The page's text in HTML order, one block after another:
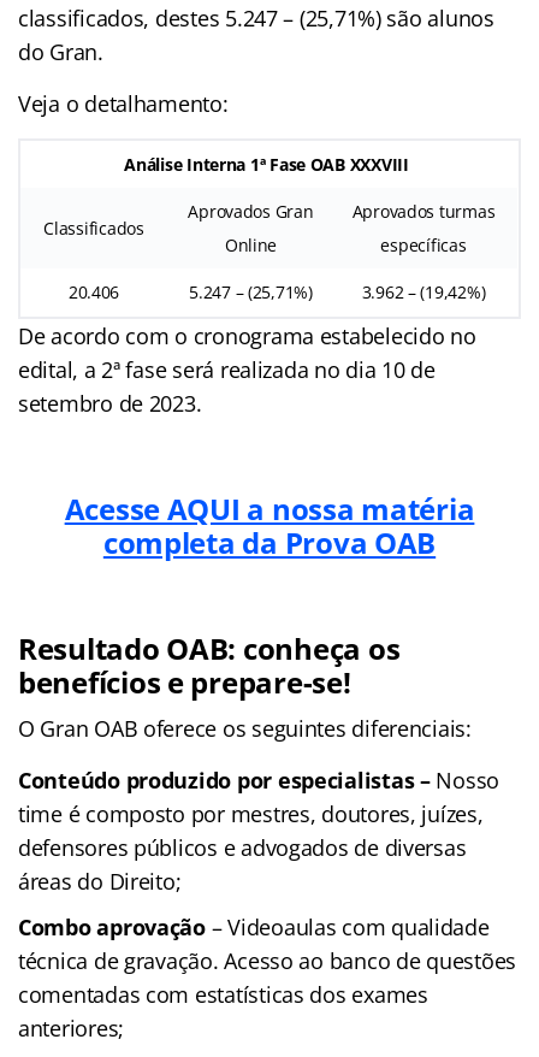
classificados, destes 5.247 – (25,71%) são alunos
do Gran.
Veja o detalhamento:
Análise Interna 1ª Fase OAB XXXVIII
Classificados
Aprovados Gran
Online
Aprovados turmas
específicas
20.406 5.247 – (25,71%) 3.962 – (19,42%)
De acordo com o cronograma estabelecido no
edital, a 2ª fase será realizada no dia 10 de
setembro de 2023.
Acesse AQUI a nossa matéria
completa da Prova OAB
Resultado OAB: conheça os
benefícios e prepare-se!
O Gran OAB oferece os seguintes diferenciais:
Conteúdo produzido por especialistas –Nosso
time é composto por mestres, doutores, juízes,
defensores públicos e advogados de diversas
áreas do Direito;
Combo aprovação– Videoaulas com qualidade
técnica de gravação. Acesso ao banco de questões
comentadas com estatísticas dos exames
anteriores;